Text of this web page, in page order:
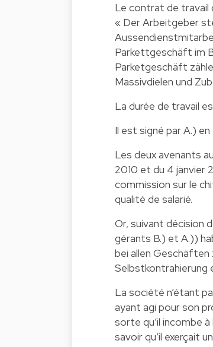
Le contrat de travail
« Der Arbeitgeber
Parkettgeschäft im
Parketgeschäft
Massivdielen und
La durée de travail
Il est signé par A.)
Les deux avenants
2010 et du 4 janvier
commission sur le
qualité de salarié.
Or, suivant décision
gérants B.) et A.))
bei allen
Selbstkontrahierung
La société n’étant
ayant agi pour son
sorte qu’il incombe
savoir qu’il exerçait